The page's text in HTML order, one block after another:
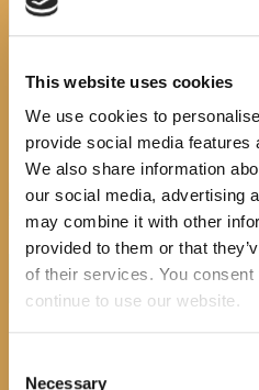
This website uses cookies
We use cookies to
provide social media features
We also share information
our social media, advertising
may combine it with other
provided to them or that
of their services. You
continue to use our website.
Necessary
izvješće
donacije 2023.
Previous
No image description ...